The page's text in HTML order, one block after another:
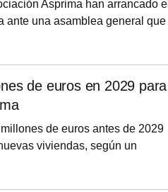
Asprima han arrancado el
ante una asamblea general que
de euros en 2029 para
de euros antes de 2029
viviendas, según un
de que este esfuerzo inversor